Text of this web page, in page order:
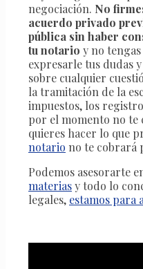
negociación. No
acuerdo privado
pública sin haber
tu notario y no
expresarle tus dudas
sobre cualquier
la tramitación de la
impuestos, los
por el momento no te
quieres hacer lo que
notario no te cobrará
Podemos asesorarte
materiasy todo lo
legales, estamos para